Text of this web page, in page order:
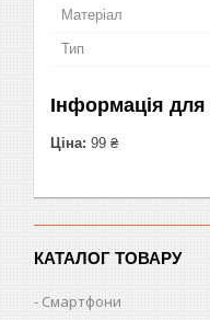
Матеріал
Тип
Інформація
Ціна: 99 ₴
КАТАЛОГ ТОВАРУ
Смартфони